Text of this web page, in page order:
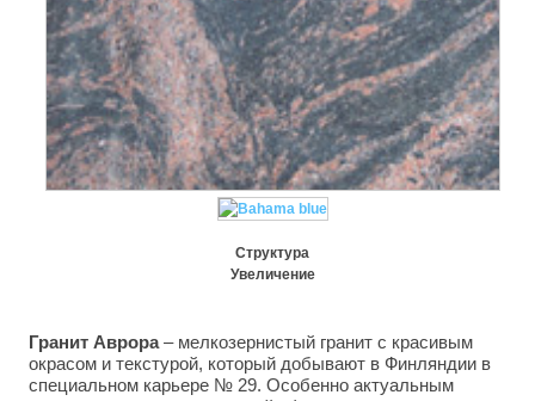
Структура
Увеличение
Гранит Аврора– мелкозернистый гранит с красивым
окрасом и текстурой, который добывают в Финляндии в
специальном карьере № 29. Особенно актуальным